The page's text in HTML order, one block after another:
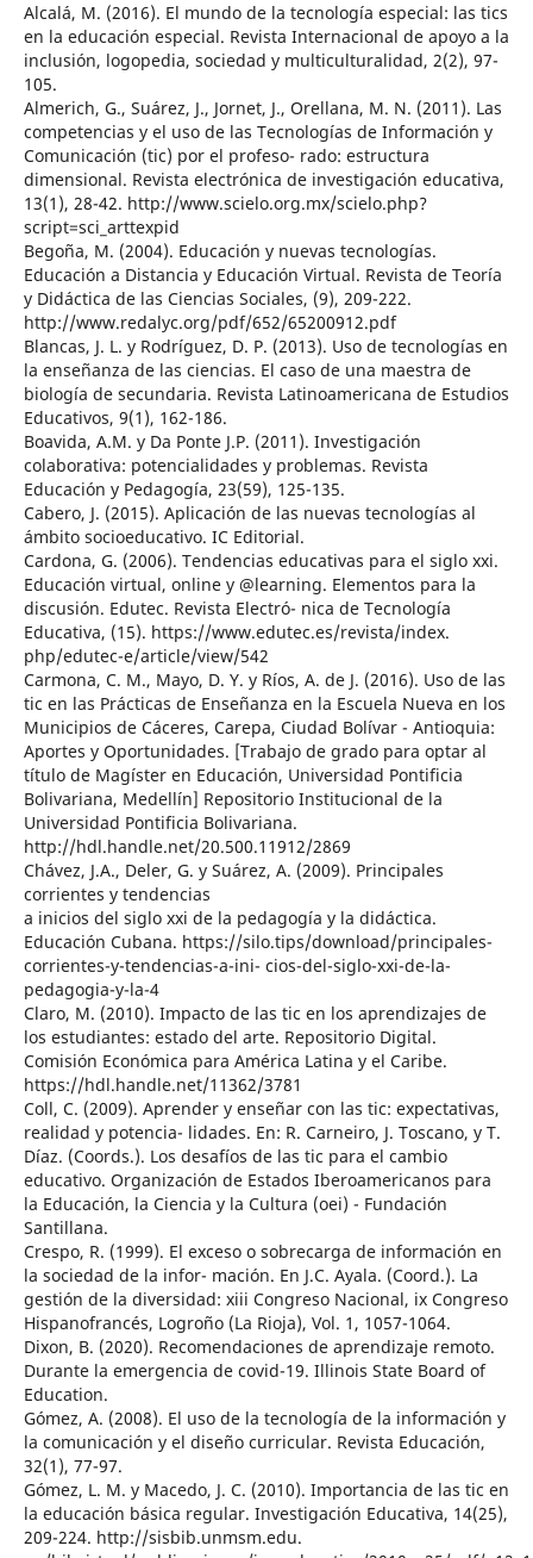
Alcalá, M. (2016). El mundo de la tecnología especial: las tics
en la educación especial. Revista Internacional de apoyo a la
inclusión, logopedia, sociedad y multiculturalidad, 2(2), 97-
105.
Almerich, G., Suárez, J., Jornet, J., Orellana, M. N. (2011). Las
competencias y el uso de las Tecnologías de Información y
Comunicación (tic) por el profeso- rado: estructura
dimensional. Revista electrónica de investigación educativa,
13(1), 28-42. http://www.scielo.org.mx/scielo.php?
script=sci_arttexpid
Begoña, M. (2004). Educación y nuevas tecnologías.
Educación a Distancia y Educación Virtual. Revista de Teoría
y Didáctica de las Ciencias Sociales, (9), 209-222.
http://www.redalyc.org/pdf/652/65200912.pdf
Blancas, J. L. y Rodríguez, D. P. (2013). Uso de tecnologías en
la enseñanza de las ciencias. El caso de una maestra de
biología de secundaria. Revista Latinoamericana de Estudios
Educativos, 9(1), 162-186.
Boavida, A.M. y Da Ponte J.P. (2011). Investigación
colaborativa: potencialidades y problemas. Revista
Educación y Pedagogía, 23(59), 125-135.
Cabero, J. (2015). Aplicación de las nuevas tecnologías al
ámbito socioeducativo. IC Editorial.
Cardona, G. (2006). Tendencias educativas para el siglo xxi.
Educación virtual, online y @learning. Elementos para la
discusión. Edutec. Revista Electró- nica de Tecnología
Educativa, (15). https://www.edutec.es/revista/index.
php/edutec-e/article/view/542
Carmona, C. M., Mayo, D. Y. y Ríos, A. de J. (2016). Uso de las
tic en las Prácticas de Enseñanza en la Escuela Nueva en los
Municipios de Cáceres, Carepa, Ciudad Bolívar - Antioquia:
Aportes y Oportunidades. [Trabajo de grado para optar al
título de Magíster en Educación, Universidad Pontificia
Bolivariana, Medellín] Repositorio Institucional de la
Universidad Pontificia Bolivariana.
http://hdl.handle.net/20.500.11912/2869
Chávez, J.A., Deler, G. y Suárez, A. (2009). Principales
corrientes y tendencias
a inicios del siglo xxi de la pedagogía y la didáctica.
Educación Cubana. https://silo.tips/download/principales-
corrientes-y-tendencias-a-ini- cios-del-siglo-xxi-de-la-
pedagogia-y-la-4
Claro, M. (2010). Impacto de las tic en los aprendizajes de
los estudiantes: estado del arte. Repositorio Digital.
Comisión Económica para América Latina y el Caribe.
https://hdl.handle.net/11362/3781
Coll, C. (2009). Aprender y enseñar con las tic: expectativas,
realidad y potencia- lidades. En: R. Carneiro, J. Toscano, y T.
Díaz. (Coords.). Los desafíos de las tic para el cambio
educativo. Organización de Estados Iberoamericanos para
la Educación, la Ciencia y la Cultura (oei) - Fundación
Santillana.
Crespo, R. (1999). El exceso o sobrecarga de información en
la sociedad de la infor- mación. En J.C. Ayala. (Coord.). La
gestión de la diversidad: xiii Congreso Nacional, ix Congreso
Hispanofrancés, Logroño (La Rioja), Vol. 1, 1057-1064.
Dixon, B. (2020). Recomendaciones de aprendizaje remoto.
Durante la emergencia de covid-19. Illinois State Board of
Education.
Gómez, A. (2008). El uso de la tecnología de la información y
la comunicación y el diseño curricular. Revista Educación,
32(1), 77-97.
Gómez, L. M. y Macedo, J. C. (2010). Importancia de las tic en
la educación básica regular. Investigación Educativa, 14(25),
209-224. http://sisbib.unmsm.edu.